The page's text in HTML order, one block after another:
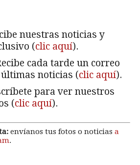
nuestras noticias y
(clic aquí).
cada tarde un correo
noticias (clic aquí).
para ver nuestros
(clic aquí).
envíanos tus fotos o noticias a
.